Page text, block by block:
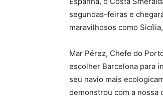
segundas-feiras e
maravilhosos como
Mar Pérez, Chefe do
escolher Barcelona para
seu navio mais
demonstrou com a nossa